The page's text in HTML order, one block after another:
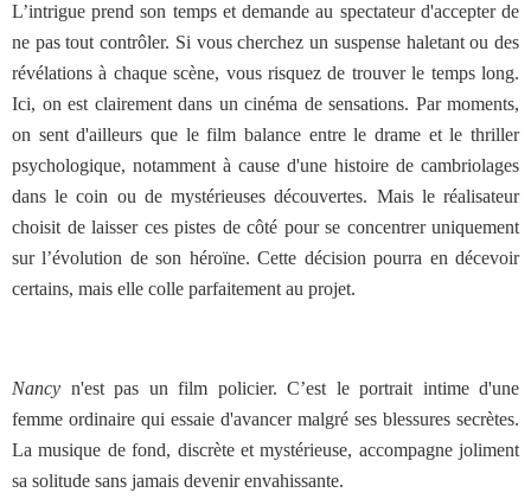
L’intrigue prend son temps et demande au spectateur d'accepter de
ne pas tout contrôler. Si vous cherchez un suspense haletant ou des
révélations à chaque scène, vous risquez de trouver le temps long.
Ici, on est clairement dans un cinéma de sensations. Par moments,
on sent d'ailleurs que le film balance entre le drame et le thriller
psychologique, notamment à cause d'une histoire de cambriolages
dans le coin ou de mystérieuses découvertes. Mais le réalisateur
choisit de laisser ces pistes de côté pour se concentrer uniquement
sur l’évolution de son héroïne. Cette décision pourra en décevoir
certains, mais elle colle parfaitement au projet.
Nancy n'est pas un film policier. C’est le portrait intime d'une
femme ordinaire qui essaie d'avancer malgré ses blessures secrètes.
La musique de fond, discrète et mystérieuse, accompagne joliment
sa solitude sans jamais devenir envahissante.